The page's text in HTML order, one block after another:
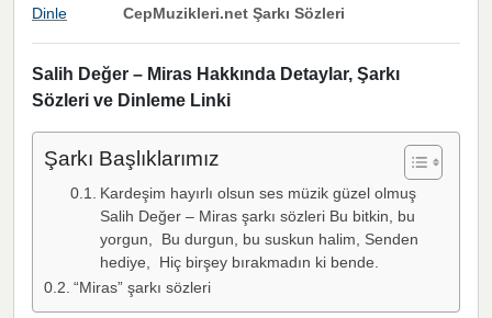
Dinle
CepMuzikleri.net Şarkı Sözleri
Salih Değer – Miras Hakkında Detaylar, Şarkı
Sözleri ve Dinleme Linki
Şarkı Başlıklarımız
Kardeşim hayırlı olsun ses müzik güzel olmuş
Salih Değer – Miras şarkı sözleri Bu bitkin, bu
yorgun, Bu durgun, bu suskun halim, Senden
hediye, Hiç birşey bırakmadın ki bende.
“Miras” şarkı sözleri